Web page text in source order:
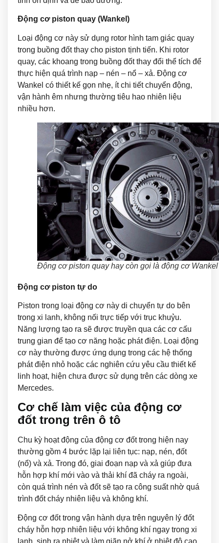
Động cơ piston quay (Wankel)
Loại động cơ này sử dụng rotor hình tam giác quay
trong buồng đốt thay cho piston tịnh tiến. Khi rotor
quay, các khoang trong buồng đốt thay đổi thể tích để
thực hiện quá trình nạp – nén – nổ – xả. Động cơ
Wankel có thiết kế gọn nhẹ, ít chi tiết chuyển động,
vận hành êm nhưng thường tiêu hao nhiên liệu
nhiều hơn.
Động cơ piston quay hay còn gọi là động cơ Wankel
Động cơ piston tự do
Piston trong loại động cơ này di chuyển tự do bên
trong xi lanh, không nối trực tiếp với trục khuỷu.
Năng lượng tạo ra sẽ được truyền qua các cơ cấu
trung gian để tạo cơ năng hoặc phát điện. Loại động
cơ này thường được ứng dụng trong các hệ thống
phát điện nhỏ hoặc các nghiên cứu yêu cầu thiết kế
linh hoạt, hiện chưa được sử dụng trên các dòng xe
Mercedes.
Cơ chế làm việc của động cơ
đốt trong trên ô tô
Chu kỳ hoạt động của động cơ đốt trong hiện nay
thường gồm 4 bước lặp lại liên tục: nạp, nén, đốt
(nổ) và xả. Trong đó, giai đoạn nạp và xả giúp đưa
hỗn hợp khí mới vào và thải khí đã cháy ra ngoài,
còn quá trình nén và đốt sẽ tạo ra công suất nhờ quá
trình đốt cháy nhiên liệu và không khí.
Động cơ đốt trong vận hành dựa trên nguyên lý đốt
cháy hỗn hợp nhiên liệu với không khí ngay trong xi
lanh, sinh ra nhiệt và làm giãn nở khí ở nhiệt độ cao.